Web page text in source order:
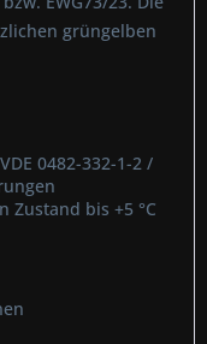
grüngelben
0482-332-1-2 /
Zustand bis +5 °C